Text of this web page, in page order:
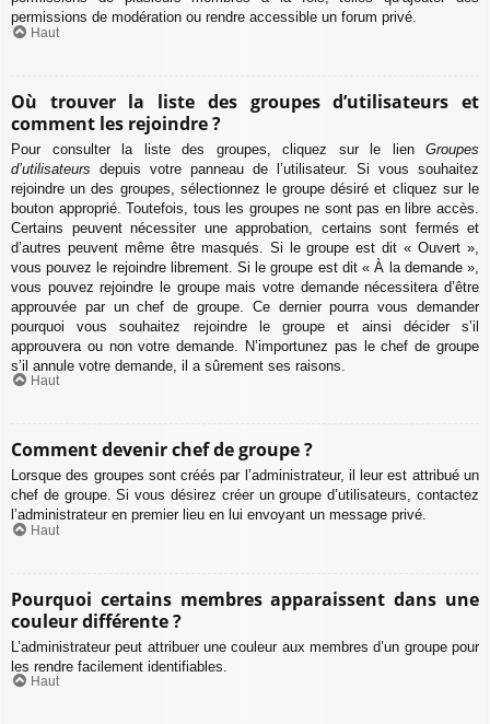
permissions de modération ou rendre accessible un forum privé.
Haut
Où trouver la liste des groupes d’utilisateurs et
comment les rejoindre ?
Pour consulter la liste des groupes, cliquez sur le lien Groupes
d’utilisateurs depuis votre panneau de l’utilisateur. Si vous souhaitez
rejoindre un des groupes, sélectionnez le groupe désiré et cliquez sur le
bouton approprié. Toutefois, tous les groupes ne sont pas en libre accès.
Certains peuvent nécessiter une approbation, certains sont fermés et
d’autres peuvent même être masqués. Si le groupe est dit « Ouvert »,
vous pouvez le rejoindre librement. Si le groupe est dit « À la demande »,
vous pouvez rejoindre le groupe mais votre demande nécessitera d’être
approuvée par un chef de groupe. Ce dernier pourra vous demander
pourquoi vous souhaitez rejoindre le groupe et ainsi décider s’il
approuvera ou non votre demande. N’importunez pas le chef de groupe
s’il annule votre demande, il a sûrement ses raisons.
Haut
Comment devenir chef de groupe ?
Lorsque des groupes sont créés par l’administrateur, il leur est attribué un
chef de groupe. Si vous désirez créer un groupe d’utilisateurs, contactez
l’administrateur en premier lieu en lui envoyant un message privé.
Haut
Pourquoi certains membres apparaissent dans une
couleur différente ?
L’administrateur peut attribuer une couleur aux membres d’un groupe pour
les rendre facilement identifiables.
Haut